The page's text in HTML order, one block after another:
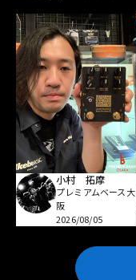
小村 拓摩
プレミアムベース大
阪
2026/08/05